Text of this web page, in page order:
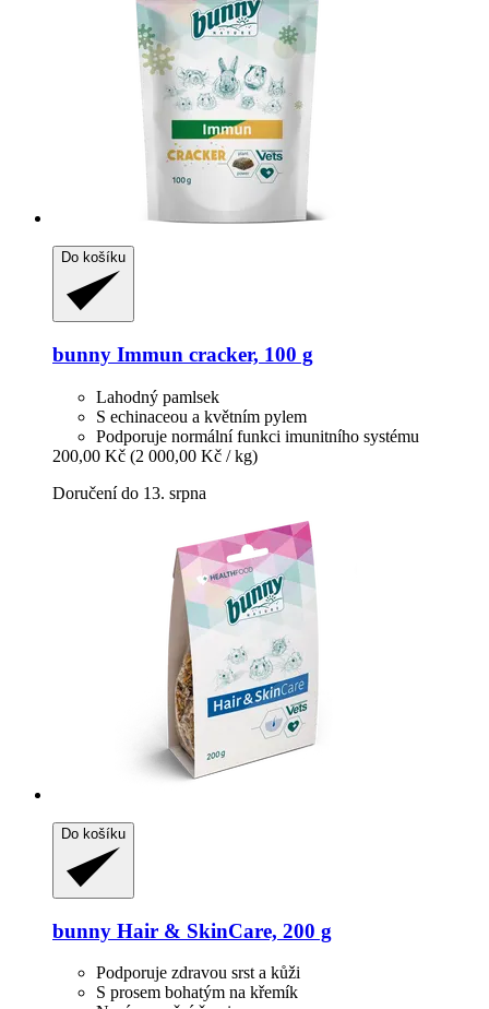
Do košíku
bunny Immun cracker, 100 g
Lahodný pamlsek
S echinaceou a květním pylem
Podporuje normální funkci imunitního systému
200,00 Kč (2 000,00 Kč / kg)
Doručení do 13. srpna
Do košíku
bunny Hair & SkinCare, 200 g
Podporuje zdravou srst a kůži
S prosem bohatým na křemík